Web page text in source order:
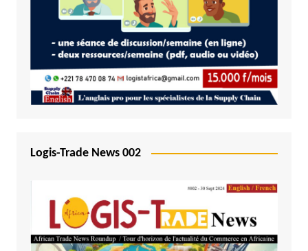
Logis-Trade News 002